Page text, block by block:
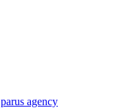
parus agency